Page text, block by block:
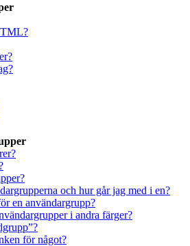
och hur går jag med i en?
en användargrupp?
i andra färger?
för något?